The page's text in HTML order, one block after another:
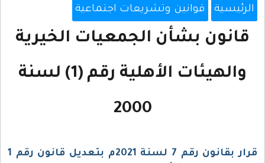
الرئيسية قوانين وتشريعات اجتماعية
قانون بشأن الجمعيات الخيرية
والهيئات الأهلية رقم (1) لسنة
2000
قرار بقانون رقم 7 لسنة 2021م بتعديل قانون رقم 1